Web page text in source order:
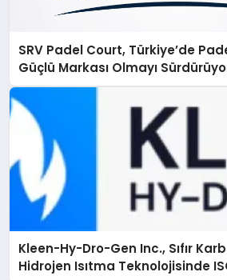
SRV Padel Court, Türkiye’de
Güçlü Markası Olmayı
Kleen-Hy-Dro-Gen Inc., Sıfır
Hidrojen Isıtma Teknolojisinde